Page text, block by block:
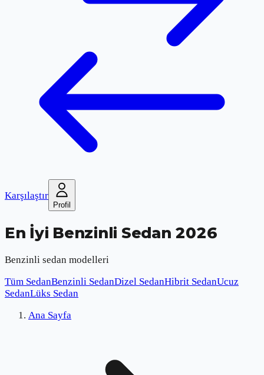
Karşılaştır
Profil
En İyi Benzinli Sedan 2026
Benzinli sedan modelleri
Tüm SedanBenzinli SedanDizel SedanHibrit SedanUcuz
SedanLüks Sedan
Ana Sayfa